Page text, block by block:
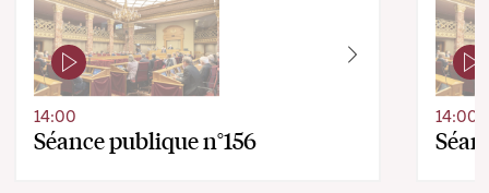
Séance publique n°156
14:00 14:00